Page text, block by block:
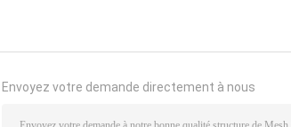
Envoyez votre demande directement à nous